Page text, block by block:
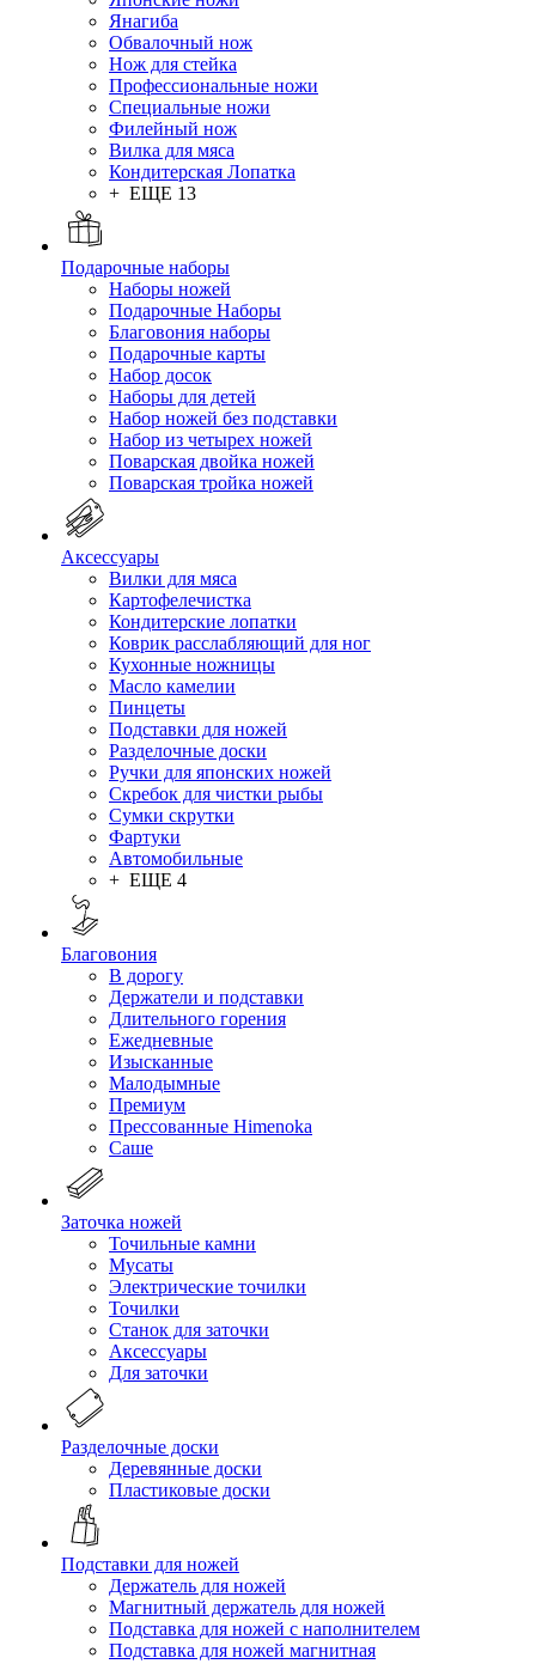
Янагиба
Обвалочный нож
Нож для стейка
Профессиональные ножи
Специальные ножи
Филейный нож
Вилка для мяса
Кондитерская Лопатка
+ ЕЩЕ 13
Подарочные наборы
Наборы ножей
Подарочные Наборы
Благовония наборы
Подарочные карты
Набор досок
Наборы для детей
Набор ножей без подставки
Набор из четырех ножей
Поварская двойка ножей
Поварская тройка ножей
Аксессуары
Вилки для мяса
Картофелечистка
Кондитерские лопатки
Коврик расслабляющий для ног
Кухонные ножницы
Масло камелии
Пинцеты
Подставки для ножей
Разделочные доски
Ручки для японских ножей
Скребок для чистки рыбы
Сумки скрутки
Фартуки
Автомобильные
+ ЕЩЕ 4
Благовония
В дорогу
Держатели и подставки
Длительного горения
Ежедневные
Изысканные
Малодымные
Премиум
Прессованные Himenoka
Саше
Заточка ножей
Точильные камни
Мусаты
Электрические точилки
Точилки
Станок для заточки
Аксессуары
Для заточки
Разделочные доски
Деревянные доски
Пластиковые доски
Подставки для ножей
Держатель для ножей
Магнитный держатель для ножей
Подставка для ножей с наполнителем
Подставка для ножей магнитная